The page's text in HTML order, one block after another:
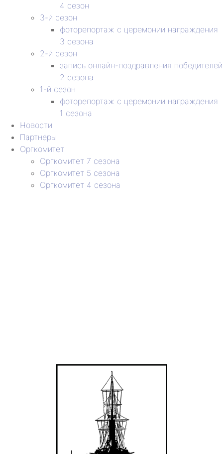
4 сезон
3-й сезон
фоторепортаж с церемонии награждения
3 сезона
2-й сезон
запись онлайн-поздравления победителей
2 сезона
1-й сезон
фоторепортаж с церемонии награждения
1 сезона
Новости
Партнёры
Оргкомитет
Оргкомитет 7 сезона
Оргкомитет 5 сезона
Оргкомитет 4 сезона